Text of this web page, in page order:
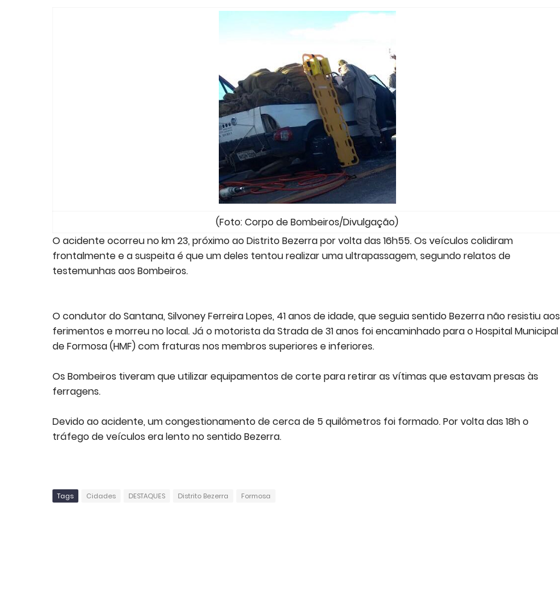
(Foto: Corpo de Bombeiros/Divulgação)
O acidente ocorreu no km 23, próximo ao Distrito Bezerra por volta das 16h55. Os veículos colidiram
frontalmente e a suspeita é que um deles tentou realizar uma ultrapassagem, segundo relatos de
testemunhas aos Bombeiros.
O condutor do Santana, Silvoney Ferreira Lopes, 41 anos de idade, que seguia sentido Bezerra não resistiu aos
ferimentos e morreu no local. Já o motorista da Strada de 31 anos foi encaminhado para o Hospital Municipal
de Formosa (HMF) com fraturas nos membros superiores e inferiores.
Os Bombeiros tiveram que utilizar equipamentos de corte para retirar as vítimas que estavam presas às
ferragens.
Devido ao acidente, um congestionamento de cerca de 5 quilômetros foi formado. Por volta das 18h o
tráfego de veículos era lento no sentido Bezerra.
Tags Cidades DESTAQUES Distrito Bezerra Formosa